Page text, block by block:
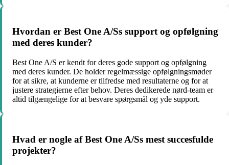
Hvordan er Best One A/Ss support og opfølgning
med deres kunder?
Best One A/S er kendt for deres gode support og opfølgning
med deres kunder. De holder regelmæssige opfølgningsmøder
for at sikre, at kunderne er tilfredse med resultaterne og for at
justere strategierne efter behov. Deres dedikerede nørd-team er
altid tilgængelige for at besvare spørgsmål og yde support.
Hvad er nogle af Best One A/Ss mest succesfulde
projekter?